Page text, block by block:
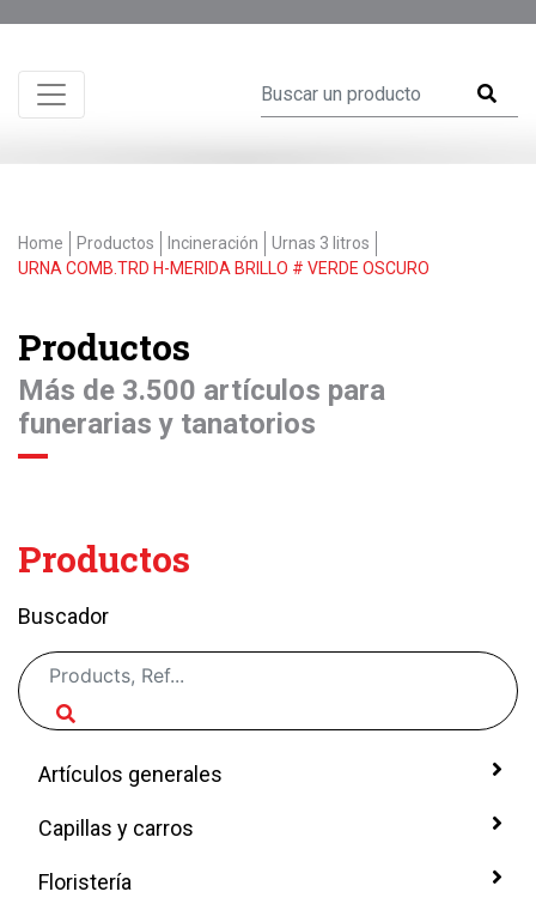
Home Productos Incineración
Urnas 3 litros
URNA COMB.TRD H-MERIDA BRILLO # VERDE OSCURO
Productos
Más de 3.500 artículos para
funerarias y tanatorios
Productos
Buscador
Artículos generales
Capillas y carros
Floristería